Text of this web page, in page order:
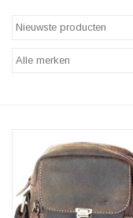
Gothic Steampunk
Veronese Design
Giftware & Lifestyle &
Collectables